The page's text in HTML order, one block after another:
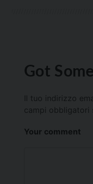
Got
Il tuo indirizzo
campi obbligatori
Your comment